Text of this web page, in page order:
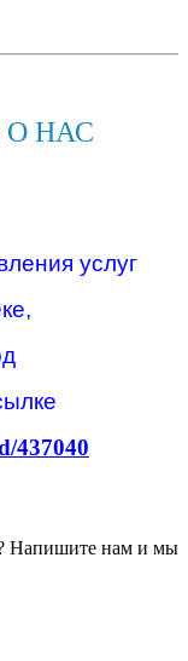
О НАС
услуг
437040
Напишите нам и мы